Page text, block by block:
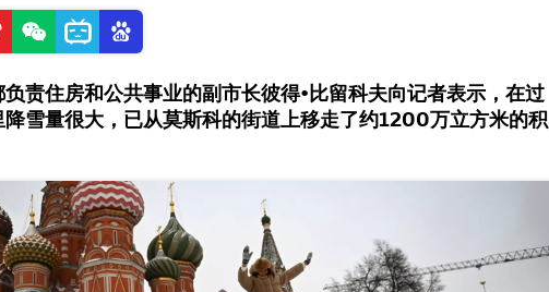
责住房和公共事业的副市长彼得•比留科夫向记者表示，在过
雪量很大，已从莫斯科的街道上移走了约1200万立方米的积